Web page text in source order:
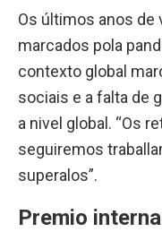
Os últimos anos de
marcados pola
contexto global
sociais e a falta de
a nivel global. “Os
seguiremos
superalos”.
Premio